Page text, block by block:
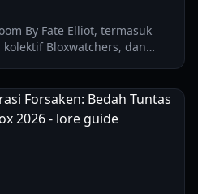
By Fate Elliot, termasuk
Bloxwatchers, dan